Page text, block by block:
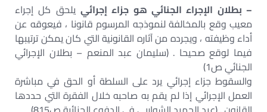
– بطلان الإجراء الجنائي هو جزاء إجرائي يلحق كل إجراء
معيب وقع بالمخالفة لنموذجه المرسوم قانونا ، فيعوقه عن
أداء وظيفته ، ويجرده من آثاره القانونية التي كان يمكن ترتيبها
فيما لوقع صحيحا . (سليمان عبد المنعم – بطلان الإجرائي
الجنائي ص1)
والسقوط جزاء إجرائي يرد على السلطة أو الحق في مباشرة
العمل الإجرائي إذا لم يقم به صاحبه خلال الفقرة التي حددها